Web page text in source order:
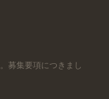
募集要項につきまし